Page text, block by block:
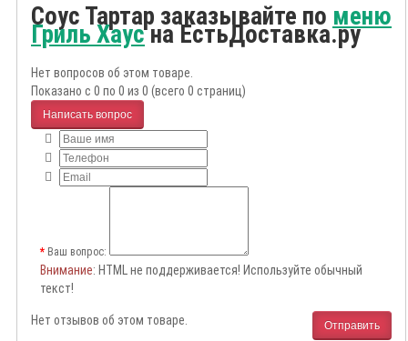
Соус Тартар заказывайте по меню
Гриль Хаусна ЕстьДоставка.ру
Нет вопросов об этом товаре.
Показано с 0 по 0 из 0 (всего 0 страниц)
Написать вопрос
Ваш вопрос:
Внимание: HTML не поддерживается! Используйте обычный
текст!
Отправить
Нет отзывов об этом товаре.